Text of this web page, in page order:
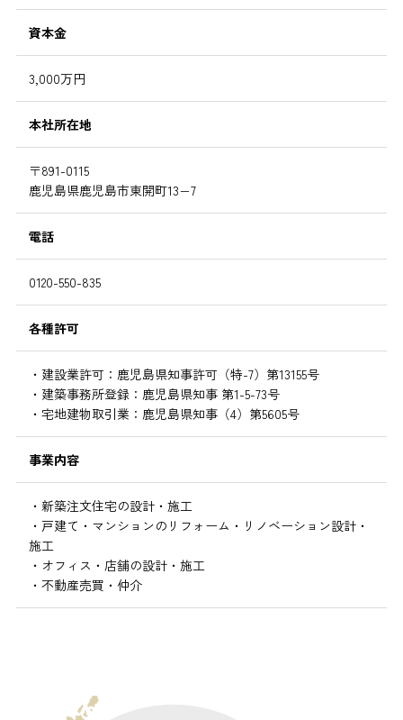
資本金
3,000万円
本社所在地
〒891-0115
鹿児島県鹿児島市東開町13−7
電話
0120-550-835
各種許可
・建設業許可：鹿児島県知事許可（特-7）第13155号
・建築事務所登録：鹿児島県知事 第1-5-73号
・宅地建物取引業：鹿児島県知事（4）第5605号
事業内容
・新築注文住宅の設計・施工
・戸建て・マンションのリフォーム・リノベーション設計・
施工
・オフィス・店舗の設計・施工
・不動産売買・仲介